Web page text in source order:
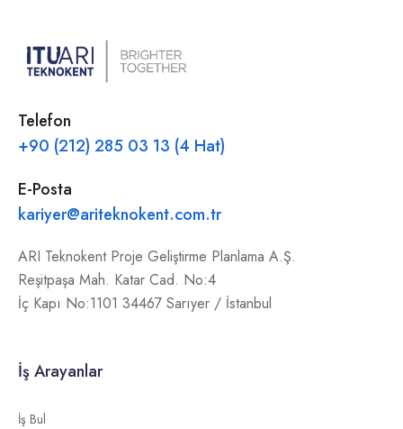
Telefon
+90 (212) 285 03 13 (4 Hat)
E-Posta
kariyer@ariteknokent.com.tr
ARI Teknokent Proje Geliştirme Planlama A.Ş.
Reşitpaşa Mah. Katar Cad. No:4
İç Kapı No:1101 34467 Sarıyer / İstanbul
İş Arayanlar
İş Bul